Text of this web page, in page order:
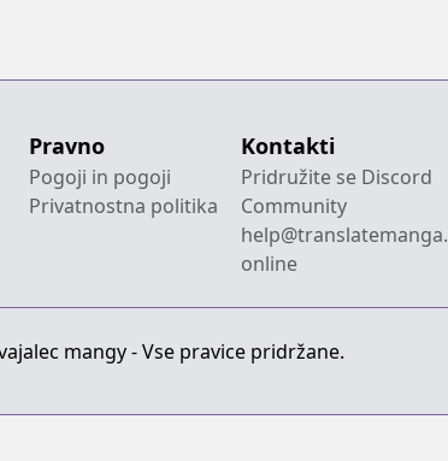
Pravno
Pogoji in pogoji
Privatnostna politika
Kontakti
Pridružite se Discord
Community
help@translatemanga.
online
mangy - Vse pravice pridržane.